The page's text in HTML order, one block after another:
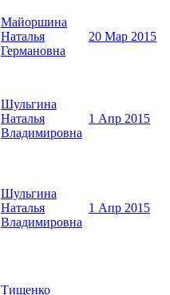
Майоршина
Наталья
Германовна
20 Мар 2015
Шульгина
Наталья
Владимировна
1 Апр 2015
Шульгина
Наталья
Владимировна
1 Апр 2015
Тищенко